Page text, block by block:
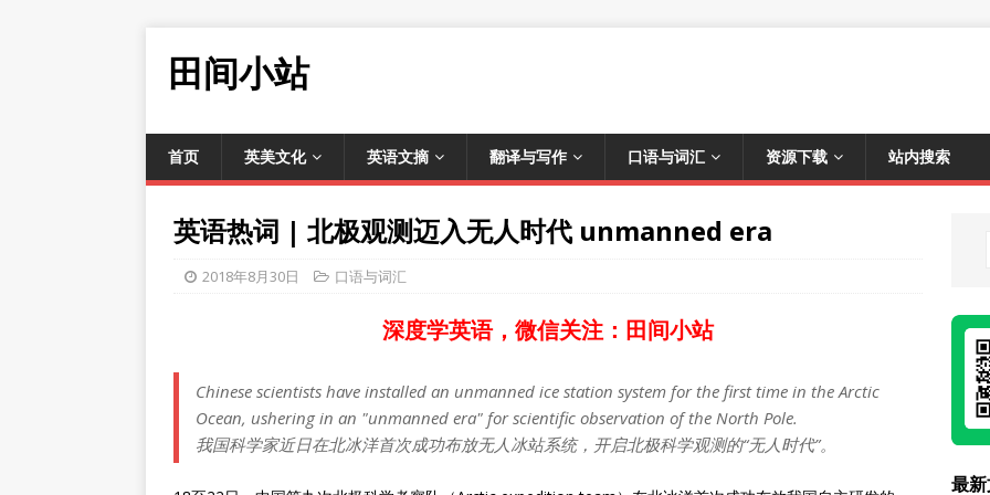
田间小站
首页 英美文化 英语文摘 翻译与写作 口语与词汇 资源下载 站内搜索
英语热词 | 北极观测迈入无人时代 unmanned era
2018年8月30日 口语与词汇
深度学英语，微信关注：田间小站
Chinese scientists have installed an unmanned ice station system for the first time in the Arctic
Ocean, ushering in an "unmanned era" for scientific observation of the North Pole.
我国科学家近日在北冰洋首次成功布放无人冰站系统，开启北极科学观测的“无人时代”。
最